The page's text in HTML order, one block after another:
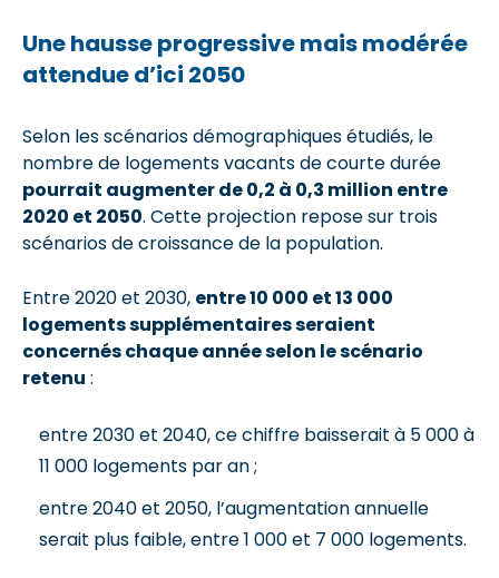
Une hausse progressive mais modérée
attendue d’ici 2050
Selon les scénarios démographiques étudiés, le
nombre de logements vacants de courte durée
pourrait augmenter de 0,2 à 0,3 million entre
2020 et 2050. Cette projection repose sur trois
scénarios de croissance de la population.
Entre 2020 et 2030, entre 10 000 et 13 000
logements supplémentaires seraient
concernés chaque année selon le scénario
retenu :
entre 2030 et 2040, ce chiffre baisserait à 5 000 à
11 000 logements par an ;
entre 2040 et 2050, l’augmentation annuelle
serait plus faible, entre 1 000 et 7 000 logements.